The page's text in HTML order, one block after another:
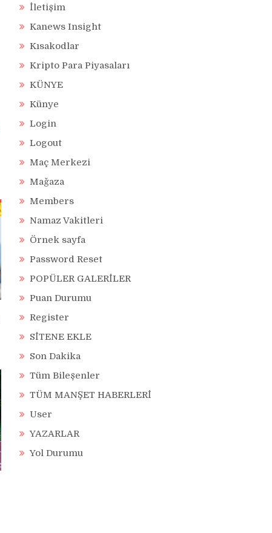
İletişim
Kanews Insight
Kısakodlar
Kripto Para Piyasaları
KÜNYE
Künye
Login
Logout
Maç Merkezi
Mağaza
Members
Namaz Vakitleri
Örnek sayfa
Password Reset
POPÜLER GALERİLER
Puan Durumu
Register
SİTENE EKLE
Son Dakika
Tüm Bileşenler
TÜM MANŞET HABERLERİ
User
YAZARLAR
Yol Durumu